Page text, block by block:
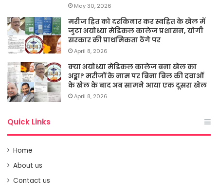
May 30, 2026
मरीज हित को दरकिनार कर स्वहित के खेल में
जुटा अयोध्या मेडिकल कालेज प्रशासन, योगी
सरकार की प्राथमिकता ठेंगे पर
April 8, 2026
क्या अयोध्या मेडिकल कालेज बना खेल का
अड्डा? मरीजों के नाम पर बिना बिल की दवाओं
के खेल के बाद अब सामने आया एक दूसरा खेल
April 8, 2026
Quick Links
Home
About us
Contact us